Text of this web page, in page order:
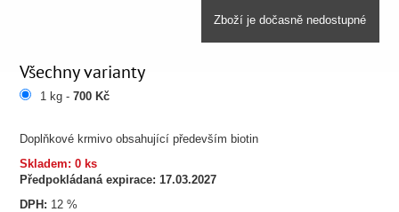
Doplňkové krmivo obsahující především biotin
Skladem: 0 ks
Předpokládaná expirace: 17.03.2027
DPH: 12 %
Zboží je dočasně nedostupné
Všechny varianty
1 kg -700 Kč